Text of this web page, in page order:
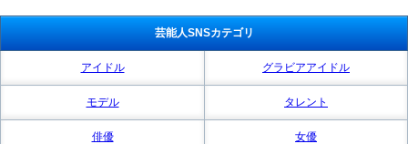
芸能人SNSカテゴリ
アイドル グラビアアイドル
モデル タレント
俳優 女優